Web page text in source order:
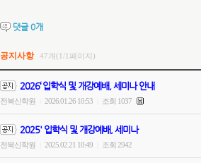
댓글0개
공지사항 47개(1/1페이지)
2026‘ 입학식 및 개강예배, 세미나 안내
전북신학원 2026.01.26 10:53 조회 1037
2025' 입학식 및 개강예배, 세미나
전북신학원 2025.02.21 10:49 조회 2942